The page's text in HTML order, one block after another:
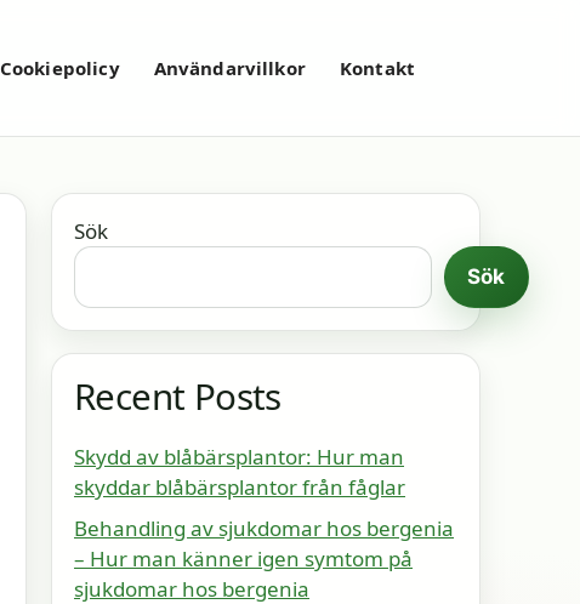
Cookiepolicy Användarvillkor Kontakt
Sök
Sök
Recent Posts
Skydd av blåbärsplantor: Hur man
skyddar blåbärsplantor från fåglar
Behandling av sjukdomar hos bergenia
– Hur man känner igen symtom på
sjukdomar hos bergenia